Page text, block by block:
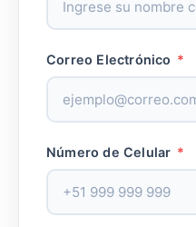
Correo Electrónico *
Número de Celular *